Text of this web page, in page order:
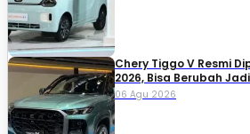
Chery Tiggo V Resmi
2026, Bisa Berubah
06 Agu 2026